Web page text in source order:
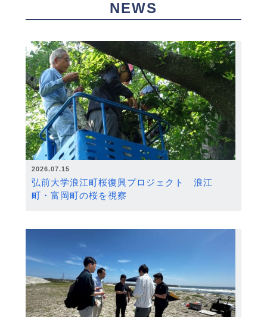
NEWS
2026.07.15
弘前大学浪江町桜復興プロジェクト 浪江
町・富岡町の桜を視察